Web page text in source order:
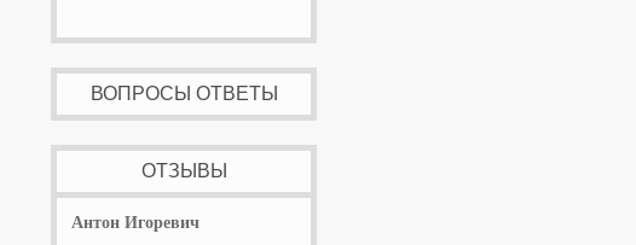
ВОПРОСЫ ОТВЕТЫ
ОТЗЫВЫ
Антон Игоревич